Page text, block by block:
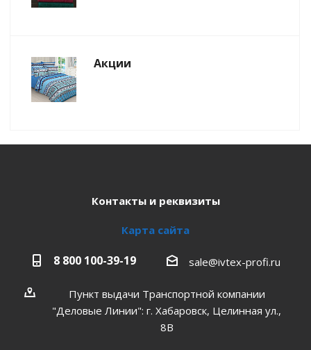
Акции
Контакты и реквизиты
Карта сайта
8 800 100-39-19 sale@ivtex-profi.ru
Пункт выдачи Транспортной компании
"Деловые Линии": г. Хабаровск, Целинная ул.,
8В